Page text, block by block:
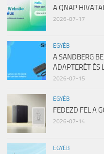
A QNAP
2026-07-17
EGYÉB
A SANDBERG
ADAPTERÉT ÉS
2026-07-15
EGYÉB
FEDEZD FEL A
2026-07-14
EGYÉB